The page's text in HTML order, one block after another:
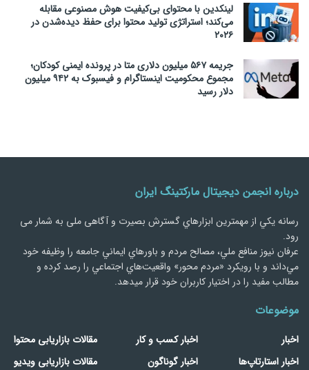
لینکدین با محتوای بی‌کیفیت هوش مصنوعی مقابله
می‌کند؛ استراتژی تولید محتوا برای حفظ دیده‌شدن در
۲۰۲۶
جریمه ۵۶۷ میلیون دلاری متا در پرونده ایمنی کودکان؛
مجموع محکومیت اینستاگرام و فیسبوک به ۹۴۲ میلیون
دلار رسید
درباره انجمن دیجیتال مارکتینگ ایران
رسانه يكي از مهمترین ابزارهاي گسترش بصیرت و آگاهی ملی به شمار می
رود.
عرفان نیوز منافع ملي، مصالح مردم و باورهاي ايماني جامعه را وظيفه خود
مي‌داند و با رويكرد «مردم‌ محور» واقعيت‌هاي اجتماعي را رصد کرده و
مطالب مفید را در اختیار کاربران خود قرار میدهد.
موضوعات
اخبار
اخبار استارتاپ‌ها
اخبار کسب و کار
اخبار گوناگون
مقالات بازاریابی محتوا
مقالات بازاریابی ویدیو